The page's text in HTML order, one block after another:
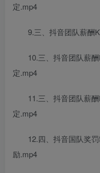
定.mp4
9.三、抖音团队薪酬
10.三、抖音团队薪
定.mp4
11.三、抖音团队薪
定.mp4
12.四、抖音国队奖
励.mp4